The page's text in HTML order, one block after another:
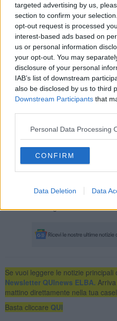
targeted advertising by us,
section to confirm your
opt-out request is processed
interest-based ads based on
us or personal information
your opt-out. You may
disclosure of your personal
IAB’s list of downstream
also be disclosed by us to third
Downstream Participants that
Personal Data Processing
CONFIRM
Data Deletion Data
Visualizzazione di pagine
Sessioni2.743.755
Utenti unici1.104.785
Media giorno utenti
*dati Google Analytics
Social al 30 Novembre 2017: Like
Twitter 50.893
Tutti i quotidianiQUInews, sono
organismo super partes in Italia
sotto l’egida di Agcom, i dati di
informazioni di carattere
mezzo. Dalle rilevazioni Audiweb,
risulta la prima testata
Il Tirreno, La Repubblica
Corriere della Sera (Firenze).
vostri prodotti e servizi,
, con oltre
comuni della regione si conferma
Se vuoi leggere le notizie principali
Newsletter QUInews ELBA.
mattino direttamente nella tua
Basta cliccare QUI